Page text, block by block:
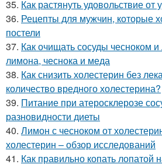
35. Как растянуть удовольствие
36. Рецепты для мужчин, которые
постели
37. Как очищать сосуды чесноком
лимона, чеснока и меда
38. Как снизить холестерин без
количество вредного холестерина?
39. Питание при атеросклерозе
разновидности диеты
40. Лимон с чесноком от
холестерин – обзор исследований
41. Как правильно копать лопатой